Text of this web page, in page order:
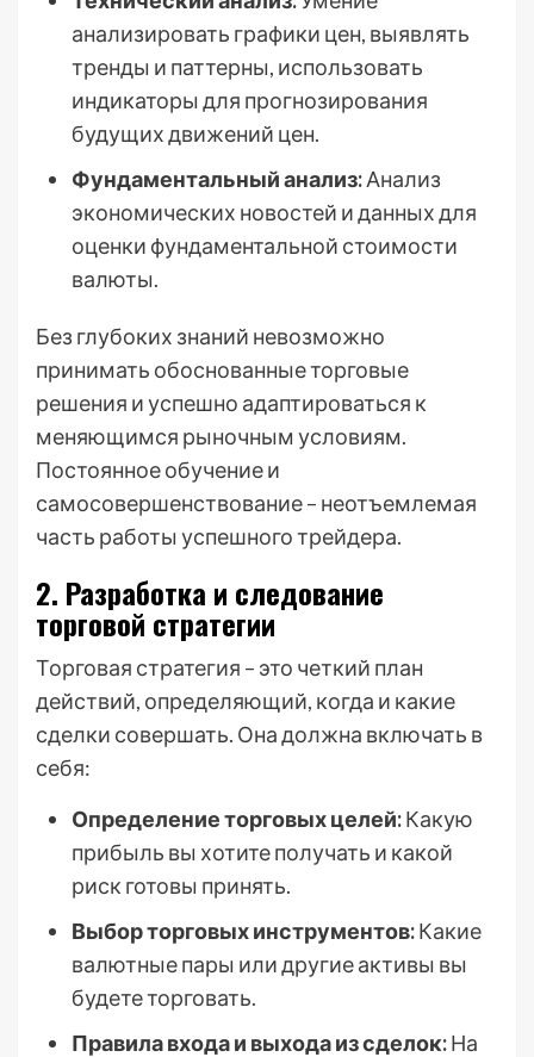
анализировать графики цен, выявлять
тренды и паттерны, использовать
индикаторы для прогнозирования
будущих движений цен.
Фундаментальный анализ:Анализ
экономических новостей и данных для
оценки фундаментальной стоимости
валюты.
Без глубоких знаний невозможно
принимать обоснованные торговые
решения и успешно адаптироваться к
меняющимся рыночным условиям.
Постоянное обучение и
самосовершенствование – неотъемлемая
часть работы успешного трейдера.
2. Разработка и следование
торговой стратегии
Торговая стратегия – это четкий план
действий, определяющий, когда и какие
сделки совершать. Она должна включать в
себя:
Определение торговых целей:Какую
прибыль вы хотите получать и какой
риск готовы принять.
Выбор торговых инструментов:Какие
валютные пары или другие активы вы
будете торговать.
Правила входа и выхода из сделок:На